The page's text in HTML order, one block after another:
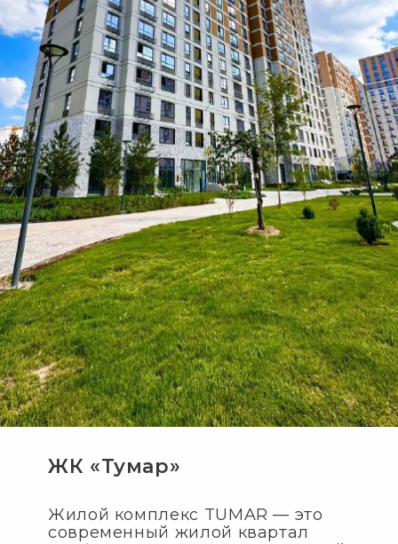
ЖК «Тумар»
Жилой комплекс TUMAR — это
современный жилой квартал